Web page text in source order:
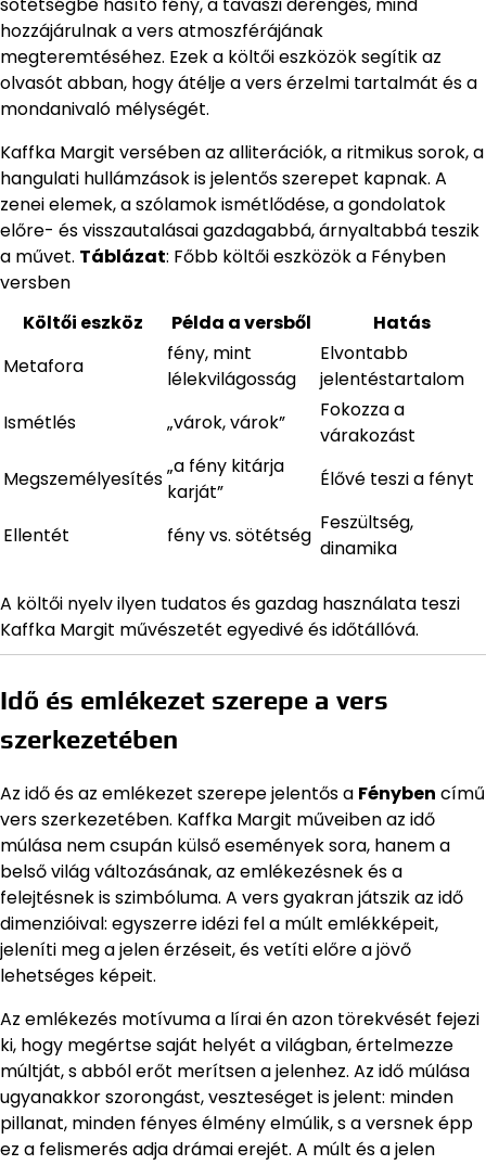
hozzájárulnak a vers atmoszférájának
megteremtéséhez. Ezek a költői eszközök segítik az
olvasót abban, hogy átélje a vers érzelmi tartalmát és a
mondanivaló mélységét.
Kaffka Margit versében az alliterációk, a ritmikus sorok, a
hangulati hullámzások is jelentős szerepet kapnak. A
zenei elemek, a szólamok ismétlődése, a gondolatok
előre- és visszautalásai gazdagabbá, árnyaltabbá teszik
a művet. Táblázat: Főbb költői eszközök a Fényben
versben
Költői eszköz
Példa a versből
Hatás
Metafora
fény, mint
lélekvilágosság
Elvontabb
jelentéstartalom
Ismétlés
„várok, várok”
Fokozza a
várakozást
Megszemélyesítés
„a fény kitárja
karját”
Élővé teszi a fényt
Ellentét fény vs. sötétség
Feszültség,
dinamika
A költői nyelv ilyen tudatos és gazdag használata teszi
Kaffka Margit művészetét egyedivé és időtállóvá.
Idő és emlékezet szerepe a vers
szerkezetében
Az idő és az emlékezet szerepe jelentős a Fényben című
vers szerkezetében. Kaffka Margit műveiben az idő
múlása nem csupán külső események sora, hanem a
belső világ változásának, az emlékezésnek és a
felejtésnek is szimbóluma. A vers gyakran játszik az idő
dimenzióival: egyszerre idézi fel a múlt emlékképeit,
jeleníti meg a jelen érzéseit, és vetíti előre a jövő
lehetséges képeit.
Az emlékezés motívuma a lírai én azon törekvését fejezi
ki, hogy megértse saját helyét a világban, értelmezze
múltját, s abból erőt merítsen a jelenhez. Az idő múlása
ugyanakkor szorongást, veszteséget is jelent: minden
pillanat, minden fényes élmény elmúlik, s a versnek épp
ez a felismerés adja drámai erejét. A múlt és a jelen